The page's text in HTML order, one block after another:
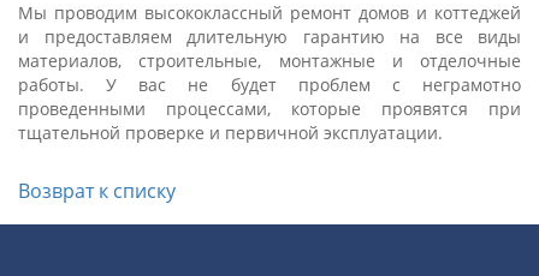
Мы проводим высококлассный ремонт домов и коттеджей
и предоставляем длительную гарантию на все виды
материалов, строительные, монтажные и отделочные
работы. У вас не будет проблем с неграмотно
проведенными процессами, которые проявятся при
тщательной проверке и первичной эксплуатации.
Возврат к списку